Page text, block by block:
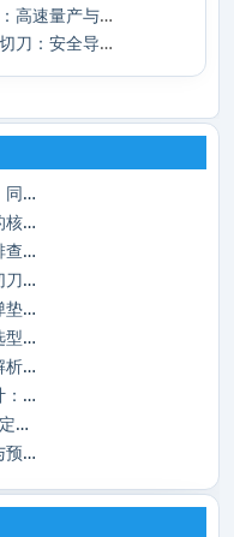
深华印材印刷包装专用模切刀：高速量产与成
深华印材新能源锂电池专用模切刀：安全导向
刀版弹垫排布技巧：同样的垫，不一样的模切
刀版弹垫老化失效的核心诱因与长效延寿实操
刀版弹垫高频故障排查与实操解决方案，告别
薄膜软包装专用模切刀选型：解决粘刀、拉丝
重载模切场景刀版弹垫选型：厚瓦楞、灰板加
瓦楞纸重载模切刀选型指南：破解厚材裁切的
模切刀基材钢材全解析：碳钢、合金钢、高速
模切刀刃口几何设计：裁切品质与刀具寿命的
热处理工艺 —— 决定模切刀核心品质的底层
刀版弹垫失效预判与预防性更换管理：减少停